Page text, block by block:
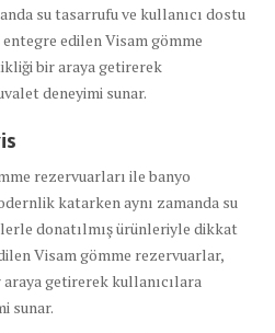
su tasarrufu ve kullanıcı dostu
edilen Visam gömme
bir araya getirerek
deneyimi sunar.
rezervuarları ile banyo
katarken aynı zamanda su
donatılmış ürünleriyle dikkat
Visam gömme rezervuarlar,
getirerek kullanıcılara
sunar.